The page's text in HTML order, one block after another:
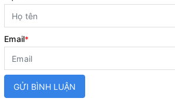
Email*
GỬI BÌNH LUẬN